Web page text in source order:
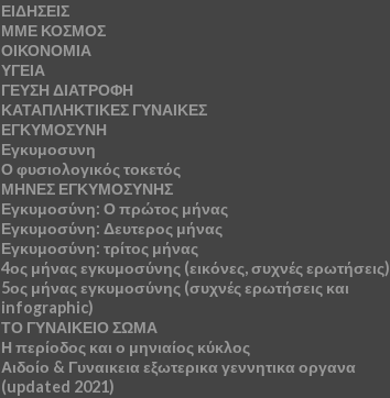
ΕΙΔΗΣΕΙΣ
ΜΜΕ ΚΟΣΜΟΣ
ΟΙΚΟΝΟΜΙΑ
ΥΓΕΙΑ
ΓΕΥΣΗ ΔΙΑΤΡΟΦΗ
ΚΑΤΑΠΛΗΚΤΙΚΕΣ ΓΥΝΑΙΚΕΣ
ΕΓΚΥΜΟΣΥΝΗ
Εγκυμοσυνη
Ο φυσιολογικός τοκετός
ΜΗΝΕΣ ΕΓΚΥΜΟΣΥΝΗΣ
Εγκυμοσύνη: Ο πρώτος μήνας
Εγκυμοσύνη: Δευτερος μήνας
Εγκυμοσύνη: τρίτος μήνας
4ος μήνας εγκυμοσύνης (εικόνες, συχνές ερωτήσεις)
5ος μήνας εγκυμοσύνης (συχνές ερωτήσεις και
infographic)
ΤΟ ΓΥΝΑΙΚΕΙΟ ΣΩΜΑ
Η περίοδος και ο μηνιαίος κύκλος
Αιδοίο & Γυναικεια εξωτερικα γεννητικα οργανα
(updated 2021)